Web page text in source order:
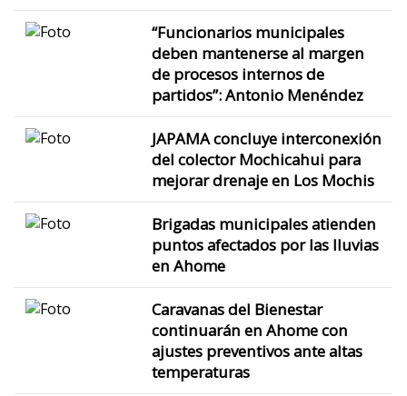
“Funcionarios municipales
deben mantenerse al margen
de procesos internos de
partidos”: Antonio Menéndez
JAPAMA concluye interconexión
del colector Mochicahui para
mejorar drenaje en Los Mochis
Brigadas municipales atienden
puntos afectados por las lluvias
en Ahome
Caravanas del Bienestar
continuarán en Ahome con
ajustes preventivos ante altas
temperaturas